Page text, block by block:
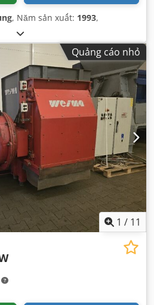
, Năm sản xuất: 1993,
Quảng cáo nhỏ
1 / 11